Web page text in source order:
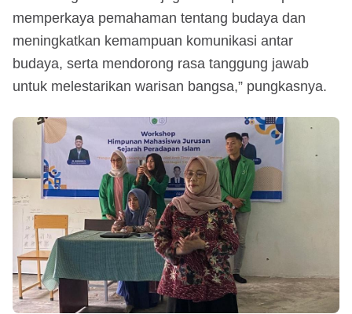
memperkaya pemahaman tentang budaya dan
meningkatkan kemampuan komunikasi antar
budaya, serta mendorong rasa tanggung jawab
untuk melestarikan warisan bangsa,” pungkasnya.